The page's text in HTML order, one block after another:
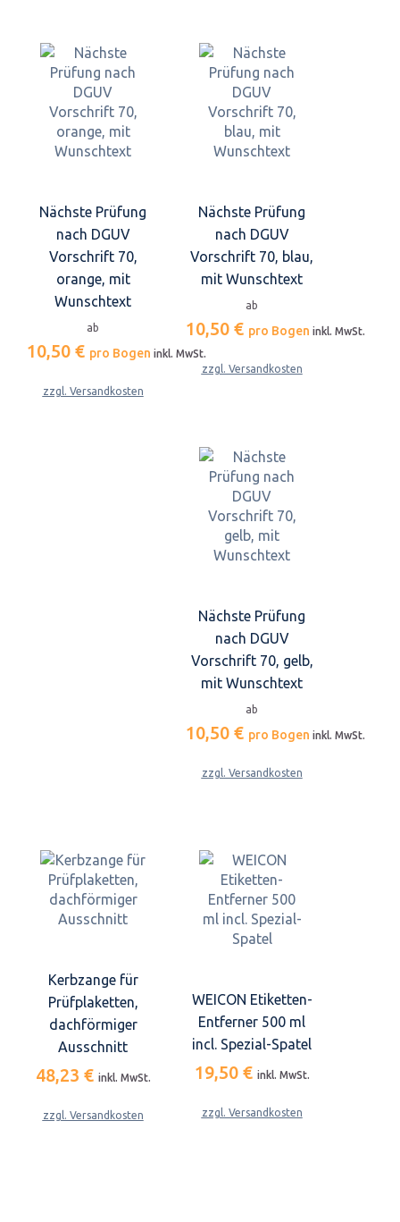
Nächste Prüfung
nach DGUV
Vorschrift 70,
orange, mit
Wunschtext
ab
10,50 € pro Bogen inkl. MwSt.
zzgl. Versandkosten
Nächste Prüfung
nach DGUV
Vorschrift 70, blau,
mit Wunschtext
ab
10,50 € pro Bogen inkl. MwSt.
zzgl. Versandkosten
Nächste Prüfung
nach DGUV
Vorschrift 70, gelb,
mit Wunschtext
ab
10,50 € pro Bogen inkl. MwSt.
zzgl. Versandkosten
Kerbzange für
Prüfplaketten,
dachförmiger
Ausschnitt
48,23 € inkl. MwSt.
zzgl. Versandkosten
WEICON Etiketten-
Entferner 500 ml
incl. Spezial-Spatel
19,50 € inkl. MwSt.
zzgl. Versandkosten